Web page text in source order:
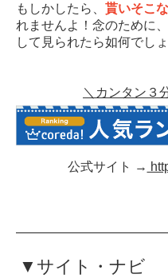
もしかしたら、 貰いそこ
れませんよ！念のために
して見られたら如何でし
＼カンタン３
公式サイト →
▼サイト・ナビ